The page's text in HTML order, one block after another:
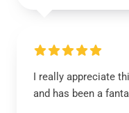
I really appreciate
and has been a